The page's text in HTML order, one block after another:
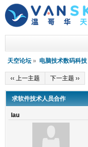
天空论坛 » 电脑技术数码科技
‹‹ 上一主题 下一主题 ››
求软件技术人员合作
lau